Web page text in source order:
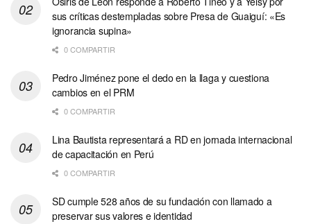
sus críticas destempladas sobre Presa de Guaiguí: «Es
ignorancia supina»
0 COMPARTIR
Pedro Jiménez pone el dedo en la llaga y cuestiona
cambios en el PRM
0 COMPARTIR
Lina Bautista representará a RD en jornada internacional
de capacitación en Perú
0 COMPARTIR
SD cumple 528 años de su fundación con llamado a
preservar sus valores e identidad